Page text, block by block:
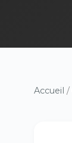
Accueil /